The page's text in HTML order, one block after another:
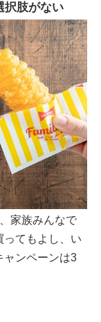
択肢がない
家族みんなで
ってもよし、い
ャンペーンは3